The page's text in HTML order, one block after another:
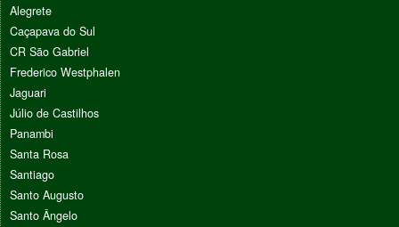
Alegrete
Caçapava do Sul
CR São Gabriel
Frederico Westphalen
Jaguari
Júlio de Castilhos
Panambi
Santa Rosa
Santiago
Santo Augusto
Santo Ângelo